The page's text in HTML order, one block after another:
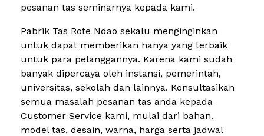
pesanan tas seminarnya kepada kami.
Pabrik Tas Rote Ndao sekalu menginginkan
untuk dapat memberikan hanya yang terbaik
untuk para pelanggannya. Karena kami sudah
banyak dipercaya oleh instansi, pemerintah,
universitas, sekolah dan lainnya. Konsultasikan
semua masalah pesanan tas anda kepada
Customer Service kami, mulai dari bahan.
model tas, desain, warna, harga serta jadwal